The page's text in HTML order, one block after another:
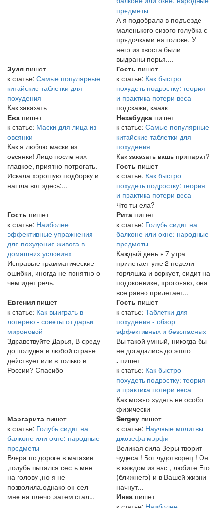
предметы
А я подобрала в подъезде
маленького сизого голубка с
прядочками на голове. У
него из хвоста были
выдраны перья....
Зуля пишет
к статье: Самые популярные
китайские таблетки для
похудения
Как заказать
Гость пишет
к статье: Как быстро
похудеть подростку: теория
и практика потери веса
подскажи, кааак
Ева пишет
к статье: Маски для лица из
овсянки
Как я люблю маски из
овсянки! Лицо после них
гладкое, приятно потрогать.
Искала хорошую подборку и
нашла вот здесь:...
Незабудка пишет
к статье: Самые популярные
китайские таблетки для
похудения
Как заказать вашь припарат?
Гость пишет
к статье: Как быстро
похудеть подростку: теория
и практика потери веса
Что ты ела?
Гость пишет
к статье: Наиболее
эффективные упражнения
для похудения живота в
домашних условиях
Исправьте грамматические
ошибки, иногда не понятно о
чем идет речь.
Рита пишет
к статье: Голубь сидит на
балконе или окне: народные
предметы
Каждый день в 7 утра
прилетает уже 2 недели
горляшка и воркует, сидит на
подоконнике, прогоняю, она
все равно прилетает...
Евгения пишет
к статье: Как выиграть в
лотерею - советы от дарьи
мироновой
Здравствуйте Дарья, В среду
до полудня в любой стране
действует или в только в
России? Спасибо
Гость пишет
к статье: Таблетки для
похудения - обзор
эффективных и безопасных
Вы такой умный, никогда бы
не догадались до этого
. пишет
к статье: Как быстро
похудеть подростку: теория
и практика потери веса
Как можно худеть не особо
физически
Маргарита пишет
к статье: Голубь сидит на
балконе или окне: народные
предметы
Вчера по дороге в магазин
,голубь пытался сесть мне
на голову ,но я не
позволила,однако он сел
мне на плечо ,затем стал...
Sergey пишет
к статье: Научные молитвы
джозефа мэрфи
Великая сила Веры творит
чудеса ! Бог чудотворец ! Он
в каждом из нас , любите Его
(ближнего) и в Вашей жизни
начнут...
Инна пишет